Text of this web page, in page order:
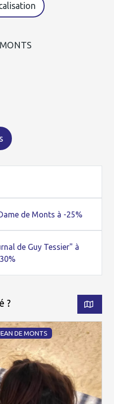
de Monts à -25%
de Guy Tessier" à
?
DE MONTS